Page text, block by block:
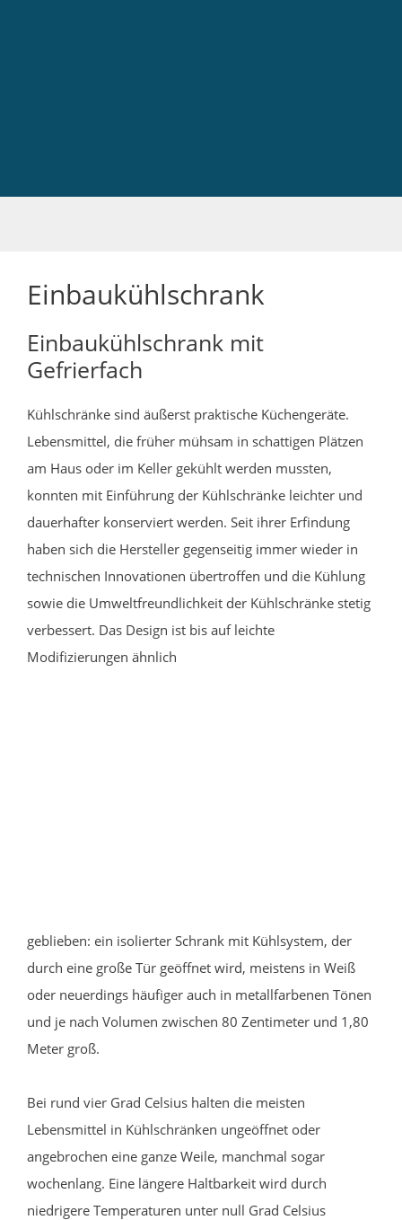
Einbaukühlschrank
Einbaukühlschrank mit
Gefrierfach
Kühlschränke sind äußerst praktische Küchengeräte.
Lebensmittel, die früher mühsam in schattigen Plätzen
am Haus oder im Keller gekühlt werden mussten,
konnten mit Einführung der Kühlschränke leichter und
dauerhafter konserviert werden. Seit ihrer Erfindung
haben sich die Hersteller gegenseitig immer wieder in
technischen Innovationen übertroffen und die Kühlung
sowie die Umweltfreundlichkeit der Kühlschränke stetig
verbessert. Das Design ist bis auf leichte
Modifizierungen ähnlich
geblieben: ein isolierter Schrank mit Kühlsystem, der
durch eine große Tür geöffnet wird, meistens in Weiß
oder neuerdings häufiger auch in metallfarbenen Tönen
und je nach Volumen zwischen 80 Zentimeter und 1,80
Meter groß.
Bei rund vier Grad Celsius halten die meisten
Lebensmittel in Kühlschränken ungeöffnet oder
angebrochen eine ganze Weile, manchmal sogar
wochenlang. Eine längere Haltbarkeit wird durch
niedrigere Temperaturen unter null Grad Celsius